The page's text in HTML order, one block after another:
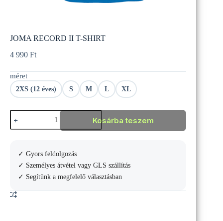
JOMA RECORD II T-SHIRT
4 990 Ft
méret
2XS (12 éves) S M L XL
JOMA
RECORD
II
mennyiség
Kosárba teszem
✓ Gyors feldolgozás
✓ Személyes átvétel vagy GLS szállítás
✓ Segítünk a megfelelő választásban